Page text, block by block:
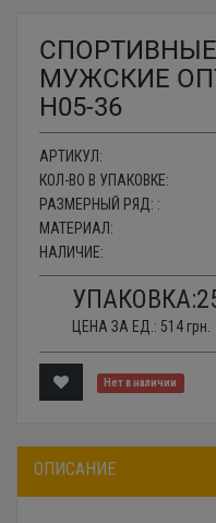
МУЖСКИЕ
H05-36
АРТИКУЛ:
КОЛ-ВО В УПАКОВКЕ:
РАЗМЕРНЫЙ РЯД: :
МАТЕРИАЛ:
НАЛИЧИЕ:
УПАКОВКА:
ЦЕНА ЗА ЕД.: 514 грн.
Нет в наличии
ОПИСАНИЕ